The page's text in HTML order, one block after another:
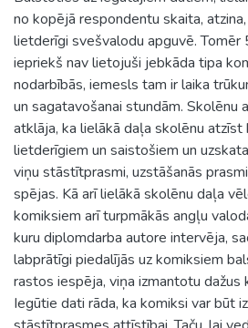
no kopējā respondentu skaita,
lietderīgi svešvalodu apguvē.
iepriekš nav lietojuši jebkāda tipa
nodarbībās, iemesls tam ir laika
un sagatavošanai stundām. Skolēnu
atklāja, ka lielākā daļa skolēnu atzīst
lietderīgiem un saistošiem un
viņu stāstītprasmi, uzstāšanās
spējas. Kā arī lielākā skolēnu daļa
komiksiem arī turpmākās angļu
kuru diplomdarba autore intervēja,
labprātīgi piedalījās uz komiksiem
rastos iespēja, viņa izmantotu dažus
Iegūtie dati rāda, ka komiksi var būt